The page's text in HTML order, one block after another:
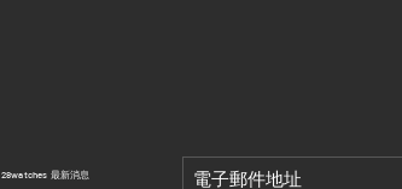
​28watches 最新消息